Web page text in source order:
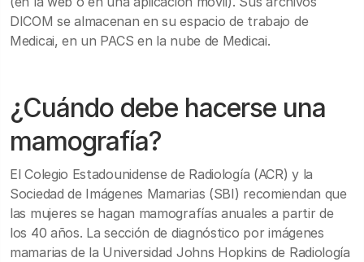
DICOM se almacenan en su espacio de trabajo de
Medicai, en un PACS en la nube de Medicai.
¿Cuándo debe hacerse una
mamografía?
El Colegio Estadounidense de Radiología (ACR) y la
Sociedad de Imágenes Mamarias (SBI) recomiendan que
las mujeres se hagan mamografías anuales a partir de
los 40 años. La sección de diagnóstico por imágenes
mamarias de la Universidad Johns Hopkins de Radiología